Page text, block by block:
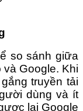
so sánh giữa
Google. Khi
truyền tải
dùng và ít
lại Google